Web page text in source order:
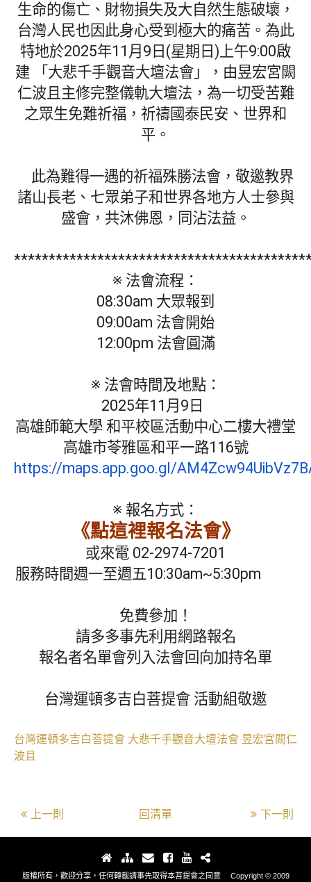
生命的傷亡、財物損失及大自然生態破壞，
台灣人民也因此身心受到極大的痛苦。為此
特地於2025年11月9日(星期日)上午9:00啟
建 「大悲千手觀音大壇法會」，由昱宏宮闕
仁波且主修完整儀軌大壇法，為一切受苦難
之眾生免難祈福，祈禱國泰民安、世界和
平。
此為難得一遇的祈福殊勝法會，敬邀教界
諸山長老、七眾弟子和世界各地方人士參與
盛會，共沐佛恩，同沾法益。
※ 法會流程：
08:30am 大眾報到
09:00am 法會開始
12:00pm 法會圓滿
※ 法會時間及地點：
2025年11月9日
高雄師範大學 和平校區活動中心二樓大禮堂
高雄市苓雅區和平一路116號
https://maps.app.goo.gl/
※ 報名方式：
《點這裡報名法會》
或來電 02-2974-7201
服務時間週一至週五10:30am~5:30pm
免費參加！
請多多事先利用網路報名
報名者名單會列入法會回向加持名單
台灣運頓多吉白菩提會 活動組敬邀
台灣運頓多吉白菩提會 大悲千手觀音大壇法會 昱宏宮闕仁
波且
上一則 回清單 下一則
版權所有，歡迎分享，任何轉載請事先取得本菩提會之同意 Copyright © 2009